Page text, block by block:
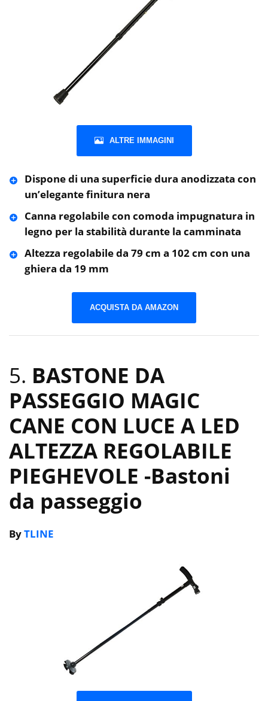
ALTRE IMMAGINI
Dispone di una superficie dura anodizzata con
un’elegante finitura nera
Canna regolabile con comoda impugnatura in
legno per la stabilità durante la camminata
Altezza regolabile da 79 cm a 102 cm con una
ghiera da 19 mm
ACQUISTA DA AMAZON
5. BASTONE DA
PASSEGGIO MAGIC
CANE CON LUCE A LED
ALTEZZA REGOLABILE
PIEGHEVOLE -Bastoni
da passeggio
ByTLINE